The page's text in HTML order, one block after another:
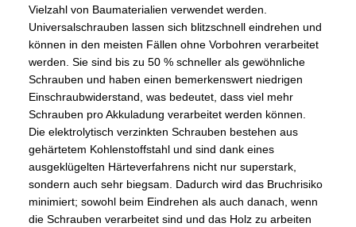
Vielzahl von Baumaterialien verwendet werden.
Universalschrauben lassen sich blitzschnell eindrehen und
können in den meisten Fällen ohne Vorbohren verarbeitet
werden. Sie sind bis zu 50 % schneller als gewöhnliche
Schrauben und haben einen bemerkenswert niedrigen
Einschraubwiderstand, was bedeutet, dass viel mehr
Schrauben pro Akkuladung verarbeitet werden können.
Die elektrolytisch verzinkten Schrauben bestehen aus
gehärtetem Kohlenstoffstahl und sind dank eines
ausgeklügelten Härteverfahrens nicht nur superstark,
sondern auch sehr biegsam. Dadurch wird das Bruchrisiko
minimiert; sowohl beim Eindrehen als auch danach, wenn
die Schrauben verarbeitet sind und das Holz zu arbeiten